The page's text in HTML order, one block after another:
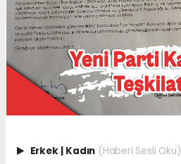
Erkek | Kadın (Haberi Sesli Oku)